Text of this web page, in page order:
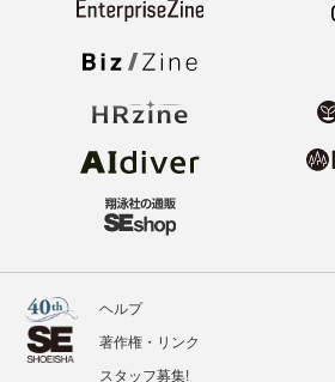
ヘルプ
著作権・リンク
スタッフ募集!